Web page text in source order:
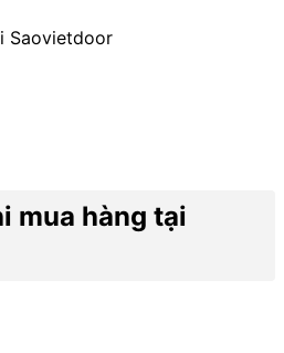
Saovietdoor
mua hàng tại